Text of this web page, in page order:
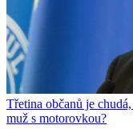
Třetina občanů je
muž s motorovkou?